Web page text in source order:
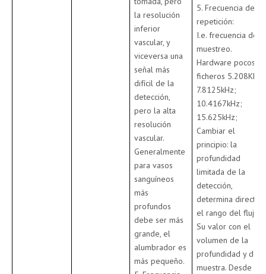
la resolución
inferior
vascular, y
viceversa una
señal más
difícil de la
detección,
pero la alta
resolución
vascular.
Generalmente
para vasos
sanguíneos
más
profundos
debe ser más
grande, el
alumbrador es
más pequeño.
5. Frecuencia de la
repetición:
I.e. frecuencia de
muestreo.
Hardware pocos
ficheros 5.208KHz;
7.8125kHz;
10.4167kHz;
15.625kHz;
Cambiar el
principio: la
profundidad
limitada de la
detección,
determina directo
el rango del flujo.
Su valor con el
volumen de la
profundidad y de
muestra. Desde